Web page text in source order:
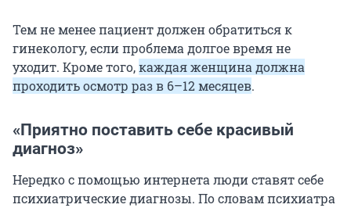
Тем не менее пациент должен обратиться к
гинекологу, если проблема долгое время не
уходит. Кроме того,каждая женщина должна
проходить осмотр раз в 6–12 месяцев.
«Приятно поставить себе красивый
диагноз»
Нередко с помощью интернета люди ставят себе
психиатрические диагнозы. По словам психиатра